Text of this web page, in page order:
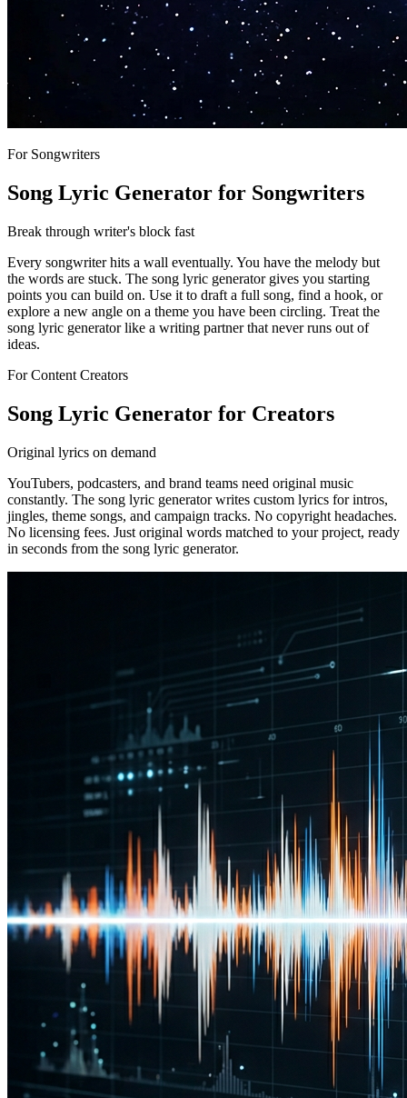
For Songwriters
Song Lyric Generator for Songwriters
Break through writer's block fast
Every songwriter hits a wall eventually. You have the melody but
the words are stuck. The song lyric generator gives you starting
points you can build on. Use it to draft a full song, find a hook, or
explore a new angle on a theme you have been circling. Treat the
song lyric generator like a writing partner that never runs out of
ideas.
For Content Creators
Song Lyric Generator for Creators
Original lyrics on demand
YouTubers, podcasters, and brand teams need original music
constantly. The song lyric generator writes custom lyrics for intros,
jingles, theme songs, and campaign tracks. No copyright headaches.
No licensing fees. Just original words matched to your project, ready
in seconds from the song lyric generator.